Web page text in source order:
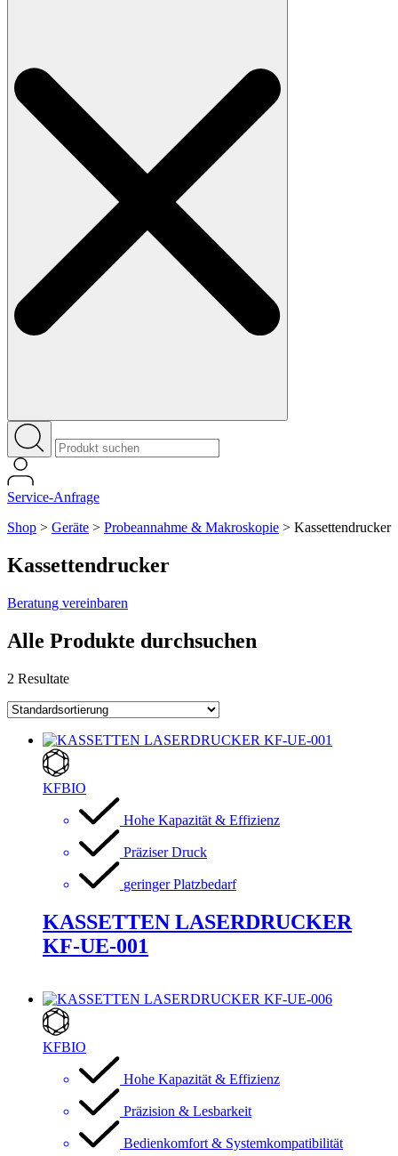
Service-Anfrage
Shop > Geräte > Probeannahme & Makroskopie > Kassettendrucker
Kassettendrucker
Beratung vereinbaren
Alle Produkte durchsuchen
2 Resultate
KFBIO
Hohe Kapazität & Effizienz
Präziser Druck
geringer Platzbedarf
KASSETTEN LASERDRUCKER
KF-UE-001
KFBIO
Hohe Kapazität & Effizienz
Präzision & Lesbarkeit
Bedienkomfort & Systemkompatibilität